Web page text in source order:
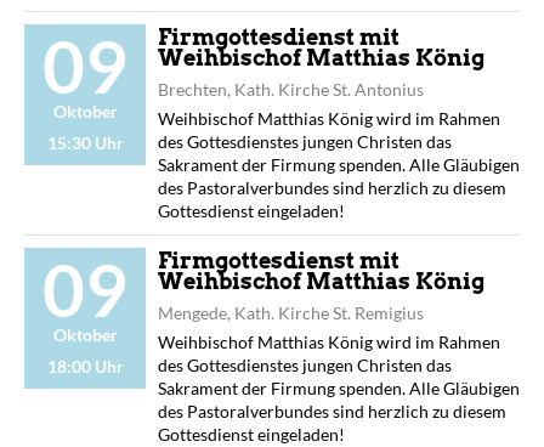
09
Oktober
15:30 Uhr
Firmgottesdienst mit
Weihbischof Matthias König
Brechten, Kath. Kirche St. Antonius
Weihbischof Matthias König wird im Rahmen
des Gottesdienstes jungen Christen das
Sakrament der Firmung spenden. Alle Gläubigen
des Pastoralverbundes sind herzlich zu diesem
Gottesdienst eingeladen!
09
Oktober
18:00 Uhr
Firmgottesdienst mit
Weihbischof Matthias König
Mengede, Kath. Kirche St. Remigius
Weihbischof Matthias König wird im Rahmen
des Gottesdienstes jungen Christen das
Sakrament der Firmung spenden. Alle Gläubigen
des Pastoralverbundes sind herzlich zu diesem
Gottesdienst eingeladen!